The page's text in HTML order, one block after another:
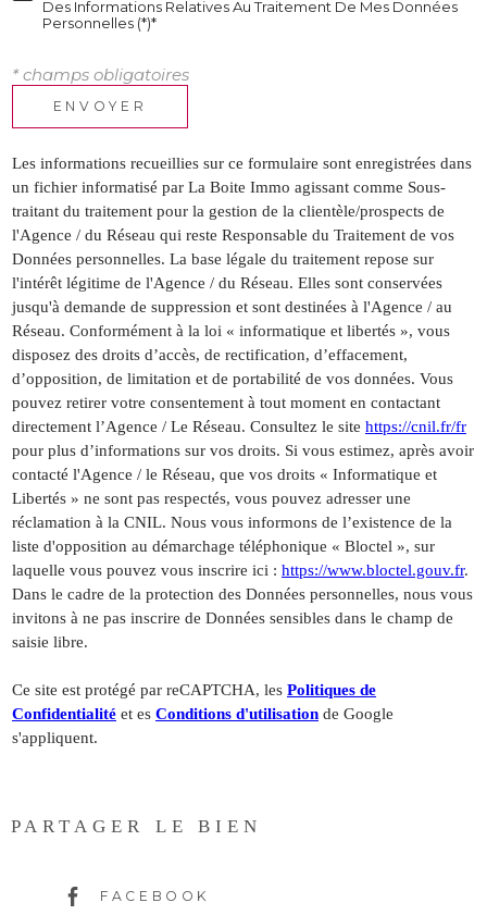
Des Informations Relatives Au Traitement De Mes Données
Personnelles (*)*
* champs obligatoires
ENVOYER
Les informations recueillies sur ce formulaire sont enregistrées dans
un fichier informatisé par La Boite Immo agissant comme Sous-
traitant du traitement pour la gestion de la clientèle/prospects de
l'Agence / du Réseau qui reste Responsable du Traitement de vos
Données personnelles. La base légale du traitement repose sur
l'intérêt légitime de l'Agence / du Réseau. Elles sont conservées
jusqu'à demande de suppression et sont destinées à l'Agence / au
Réseau. Conformément à la loi « informatique et libertés », vous
disposez des droits d’accès, de rectification, d’effacement,
d’opposition, de limitation et de portabilité de vos données. Vous
pouvez retirer votre consentement à tout moment en contactant
directement l’Agence / Le Réseau. Consultez le site https://cnil.fr/fr
pour plus d’informations sur vos droits. Si vous estimez, après avoir
contacté l'Agence / le Réseau, que vos droits « Informatique et
Libertés » ne sont pas respectés, vous pouvez adresser une
réclamation à la CNIL. Nous vous informons de l’existence de la
liste d'opposition au démarchage téléphonique « Bloctel », sur
laquelle vous pouvez vous inscrire ici : https://www.bloctel.gouv.fr.
Dans le cadre de la protection des Données personnelles, nous vous
invitons à ne pas inscrire de Données sensibles dans le champ de
saisie libre.
Ce site est protégé par reCAPTCHA, les Politiques de
Confidentialité et es Conditions d'utilisation de Google
s'appliquent.
PARTAGER LE BIEN
FACEBOOK